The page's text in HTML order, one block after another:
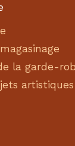
la garde-
artistiques